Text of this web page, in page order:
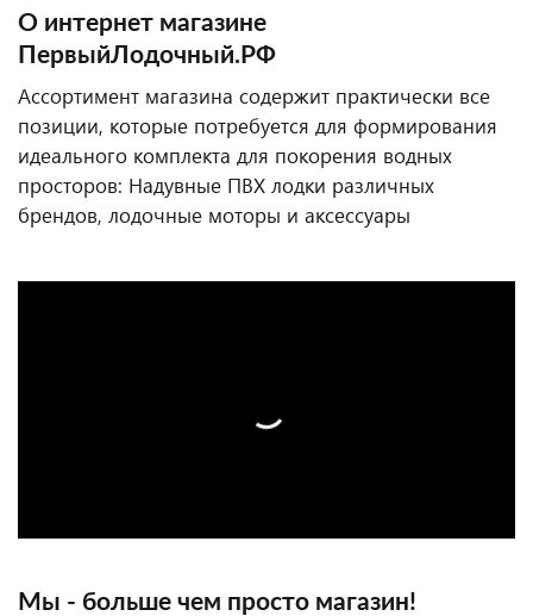
О интернет магазине
ПервыйЛодочный.РФ
Ассортимент магазина содержит практически все
позиции, которые потребуется для формирования
идеального комплекта для покорения водных
просторов: Надувные ПВХ лодки различных
брендов, лодочные моторы и аксессуары
Мы - больше чем просто магазин!